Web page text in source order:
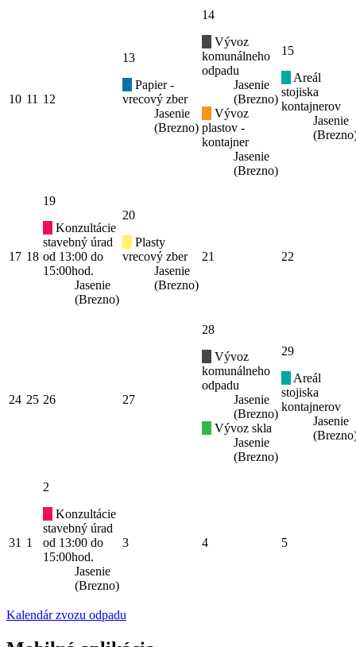
10 11 12
13
Papier -
vrecový zber
Jasenie
(Brezno)
14
Vývoz
komunálneho
odpadu
Jasenie
(Brezno)
Vývoz
plastov -
kontajner
Jasenie
(Brezno)
15
Areál
stojiska
kontajnerov
Jasenie
17 18
19
Konzultácie
stavebný úrad
od 13:00 do
15:00hod.
Jasenie
(Brezno)
20
Plasty
vrecový zber
Jasenie
(Brezno)
21 22
24 25 26 27
28
Vývoz
komunálneho
odpadu
Jasenie
(Brezno)
Vývoz skla
Jasenie
(Brezno)
29
Areál
stojiska
kontajnerov
Jasenie
31 1
2
Konzultácie
stavebný úrad
od 13:00 do
15:00hod.
Jasenie
(Brezno)
3 4 5
Kalendár zvozu odpadu